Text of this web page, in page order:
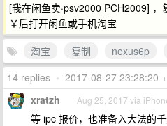
[我在闲鱼卖·psv2000 PCH2009]
￥后打开闲鱼或手机淘宝
淘宝
复制 nexus6p
14 replies • 2017-08-27 23:28:20
xratzh Aug 25, 2017 via
等 ipc 报价，也准备入大法的